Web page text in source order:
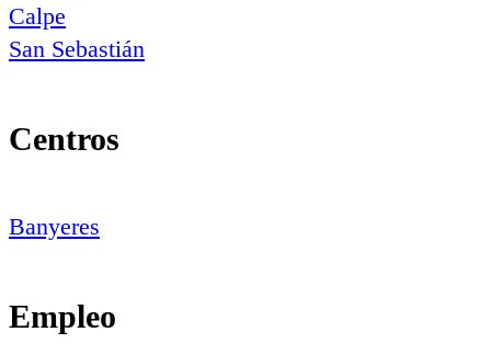
Calpe
San Sebastián
Centros
Banyeres
Empleo